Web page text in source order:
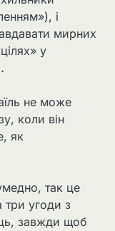
і
мирних
у
не може
коли він
як
так це
три угоди з
завжди щоб